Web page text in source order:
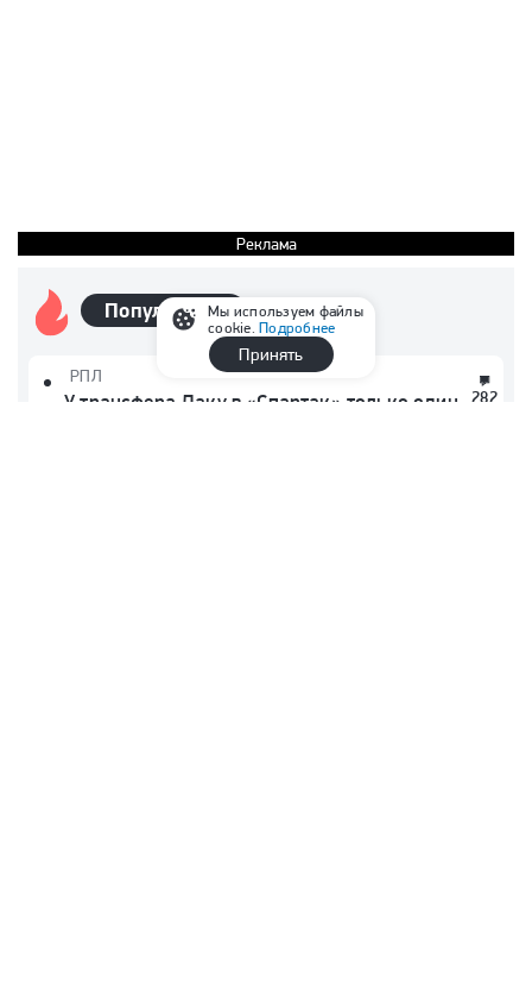
Реклама
Популярные
282
РПЛ
У трансфера Даку в «Спартак» только один
Мы используем файлы
cookie.Подробнее
Принять